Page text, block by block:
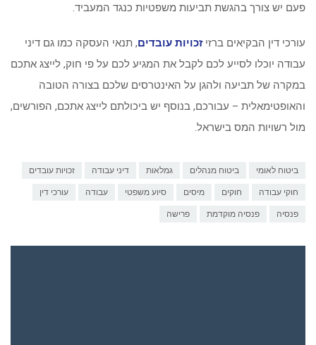
פעם יש צורך בהגשת תביעות משפטיות כנגד המעביד.
עורכי דין הבקיאים ברזיזכויות עובדים, תנאי העסקה כמו גם דיני
עבודה יוכלו לסייע לכם לקבל את המגיע לכם על פי חוק, לייצג אתכם
במקרה של תביעה ולהגן על האינטרסים שלכם בצורה הטובה
והאופטימאלית – עבורכם, בנוסף יש ביכולתם לייצג אתכם, הפורשים,
מול רשויות המס בישראל.
ביטוח לאומי ביטוח מנהלים גמלאות דיני עבודה זכויות עובדים
חוקי עבודה חוקים מיסים סיוע משפטי עבודה עורכי דין
פנסיה פנסיה מוקדמת פרישה